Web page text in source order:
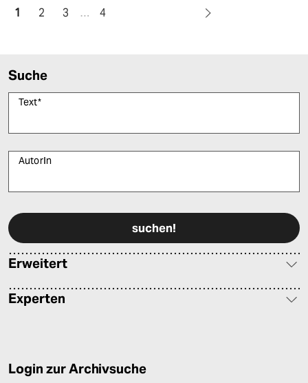
1 2 3 … 4
Suche
Text*
AutorIn
Erweitert
Experten
Login zur Archivsuche